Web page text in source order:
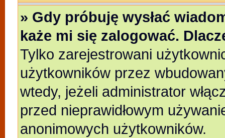
» Gdy próbuję wysłać
każe mi się zalogować.
Tylko zarejestrowani
użytkowników przez
wtedy, jeżeli administrator
przed nieprawidłowym
anonimowych użytkowników.